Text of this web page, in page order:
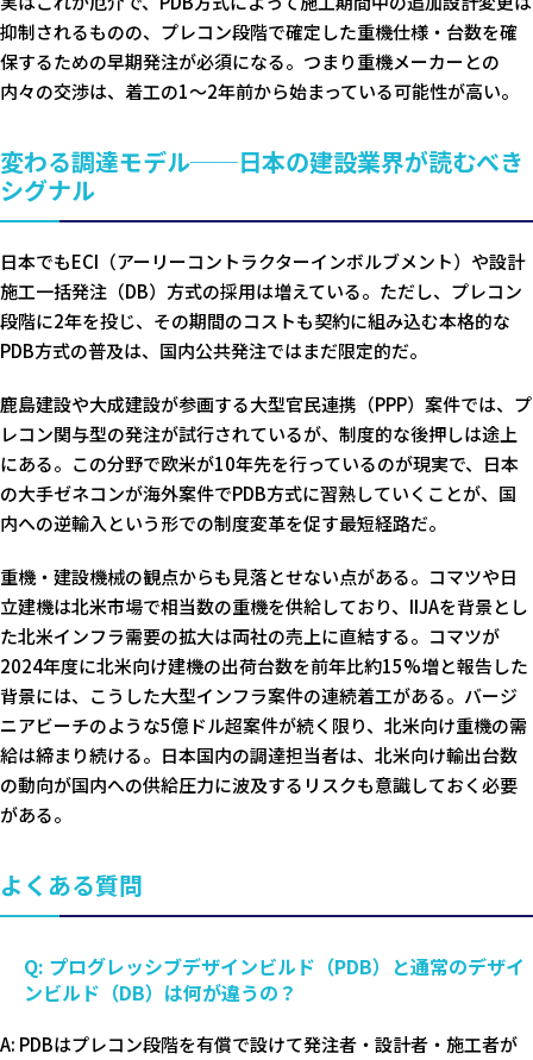
抑制されるものの、プレコン段階で確定した重機仕様・台数を確
保するための早期発注が必須になる。つまり重機メーカーとの
内々の交渉は、着工の1〜2年前から始まっている可能性が高い。
変わる調達モデル──日本の建設業界が読むべき
シグナル
日本でもECI（アーリーコントラクターインボルブメント）や設計
施工一括発注（DB）方式の採用は増えている。ただし、プレコン
段階に2年を投じ、その期間のコストも契約に組み込む本格的な
PDB方式の普及は、国内公共発注ではまだ限定的だ。
鹿島建設や大成建設が参画する大型官民連携（PPP）案件では、プ
レコン関与型の発注が試行されているが、制度的な後押しは途上
にある。この分野で欧米が10年先を行っているのが現実で、日本
の大手ゼネコンが海外案件でPDB方式に習熟していくことが、国
内への逆輸入という形での制度変革を促す最短経路だ。
重機・建設機械の観点からも見落とせない点がある。コマツや日
立建機は北米市場で相当数の重機を供給しており、IIJAを背景とし
た北米インフラ需要の拡大は両社の売上に直結する。コマツが
2024年度に北米向け建機の出荷台数を前年比約15%増と報告した
背景には、こうした大型インフラ案件の連続着工がある。バージ
ニアビーチのような5億ドル超案件が続く限り、北米向け重機の需
給は締まり続ける。日本国内の調達担当者は、北米向け輸出台数
の動向が国内への供給圧力に波及するリスクも意識しておく必要
がある。
よくある質問
Q: プログレッシブデザインビルド（PDB）と通常のデザイ
ンビルド（DB）は何が違うの？
A: PDBはプレコン段階を有償で設けて発注者・設計者・施工者が